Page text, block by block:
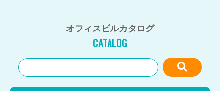
オフィスビルカタログ
CATALOG